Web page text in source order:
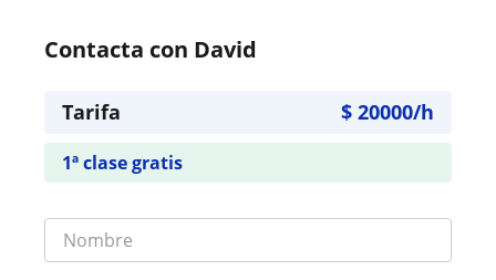
Contacta con David
Tarifa $ 20000/h
1ª clase gratis